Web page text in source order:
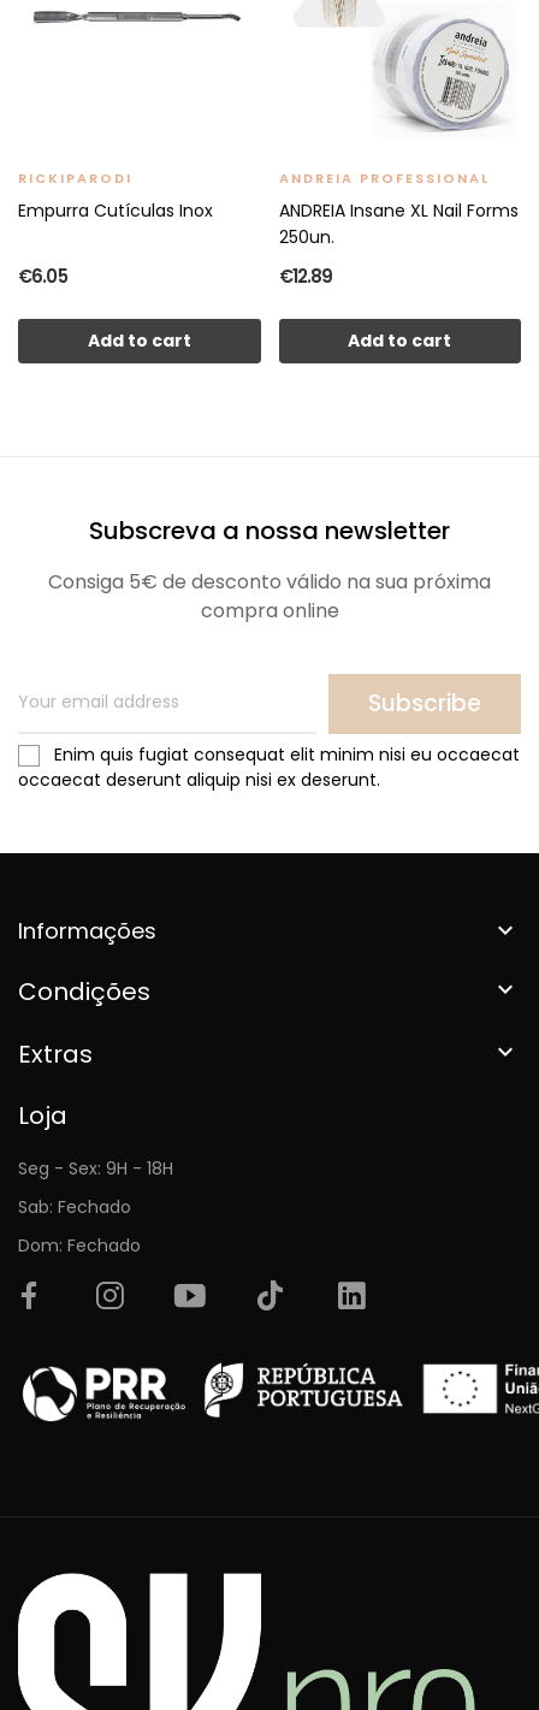
RICKIPARODI
Empurra Cutículas Inox
€6.05
Add to cart
ANDREIA PROFESSIONAL
ANDREIA Insane XL Nail Forms
250un.
€12.89
Add to cart
Subscreva a nossa newsletter
Consiga 5€ de desconto válido na sua próxima
compra online
Subscribe
Enim quis fugiat consequat elit minim nisi eu occaecat
occaecat deserunt aliquip nisi ex deserunt.
Informações 
Condições 
Extras 
Loja
Seg - Sex: 9H - 18H
Sab: Fechado
Dom: Fechado